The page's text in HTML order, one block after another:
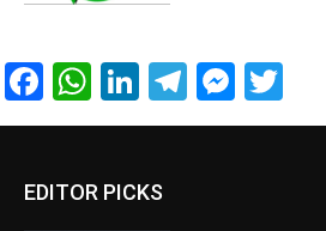
Facebook
WhatsApp
LinkedIn
Telegram
EDITOR PICKS